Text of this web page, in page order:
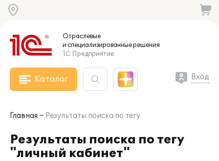
Отраслевые
и специализированныерешения
1С:Предприятие
Каталог Вход
Главная Результаты поиска по тегу
Результаты поиска по тегу
"личный кабинет"